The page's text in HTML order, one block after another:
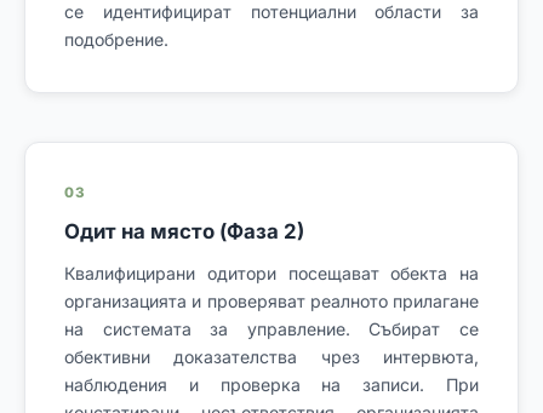
се идентифицират потенциални области за
подобрение.
03
Одит на място (Фаза 2)
Квалифицирани одитори посещават обекта на
организацията и проверяват реалното прилагане
на системата за управление. Събират се
обективни доказателства чрез интервюта,
наблюдения и проверка на записи. При